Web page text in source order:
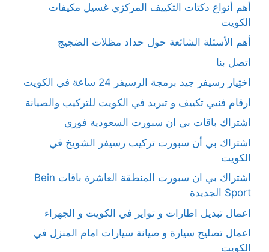
أهم أنواع دكتات التكييف المركزي غسيل مكيفات
الكويت
أهم الأسئلة الشائعة حول حداد مظلات الضجيج
اتصل بنا
اختِيار رسيفر جيد برمجة الرسيفر 24 ساعة في الكويت
ارقام فنيي تكييف و تبريد في الكويت للتركيب والصيانة
اشتراك باقات بي ان سبورت السعودية فوري
اشتراك بي أن سبورت تركيب رسيفر الشويخ في
الكويت
اشتراك بي ان سبورت المنطقة العاشرة باقات Bein
Sport الجديدة
اعمال تبديل اطارات و تواير في الكويت و الجهراء
اعمال تصليح سيارة و صيانة سيارات امام المنزل في
الكويت